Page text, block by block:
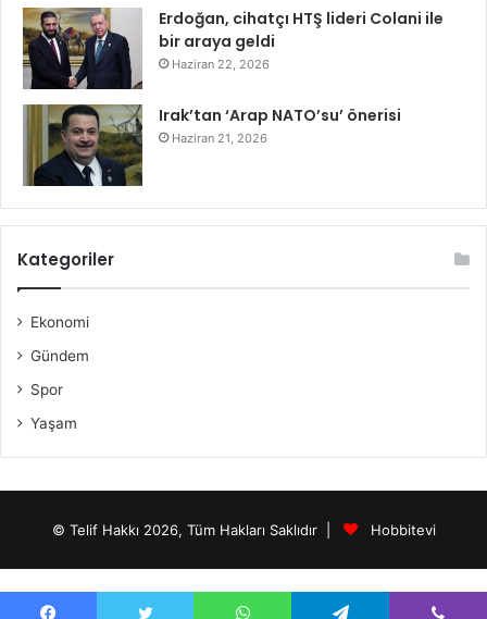
Erdoğan, cihatçı HTŞ lideri Colani ile
bir araya geldi
Haziran 22, 2026
Irak’tan ‘Arap NATO’su’ önerisi
Haziran 21, 2026
Kategoriler
Ekonomi
Gündem
Spor
Yaşam
© Telif Hakkı 2026, Tüm Hakları Saklıdır | Hobbitevi